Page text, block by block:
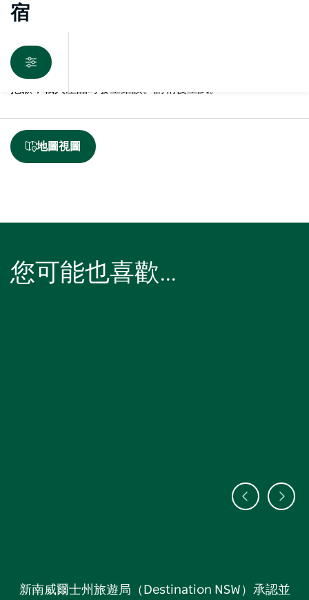
宿
抱歉，載入產品時發生錯誤。請稍後重試。
地圖視圖
您可能也喜歡…
新南威爾士州旅遊局（Destination NSW）承認並